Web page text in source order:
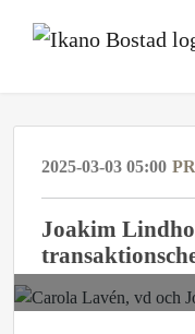
2025-03-03 05:00
Joakim